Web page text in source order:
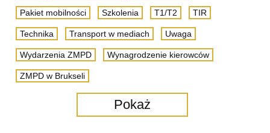
Pakiet mobilności Szkolenia T1/T2 TIR
Technika Transport w mediach Uwaga
Wydarzenia ZMPD Wynagrodzenie kierowców
ZMPD w Brukseli
Pokaż